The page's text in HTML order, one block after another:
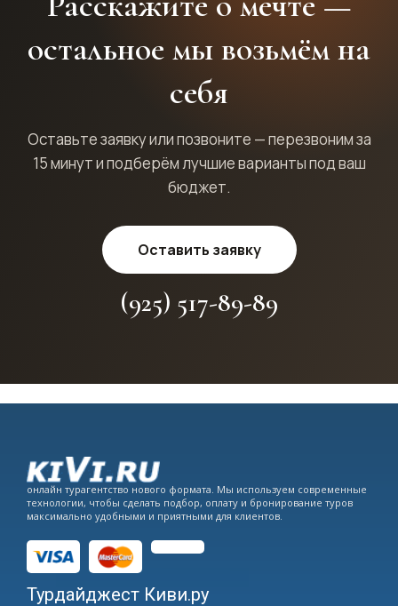
остальное мы возьмём на
себя
Оставьте заявку или позвоните — перезвоним за
15 минут и подберём лучшие варианты под ваш
бюджет.
Оставить заявку
(925) 517-89-89
онлайн турагентство нового формата. Мы используем современные
технологии, чтобы сделать подбор, оплату и бронирование туров
максимально удобными и приятными для клиентов.
Турдайджест Киви.ру